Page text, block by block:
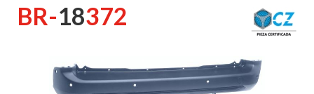
BR-18372